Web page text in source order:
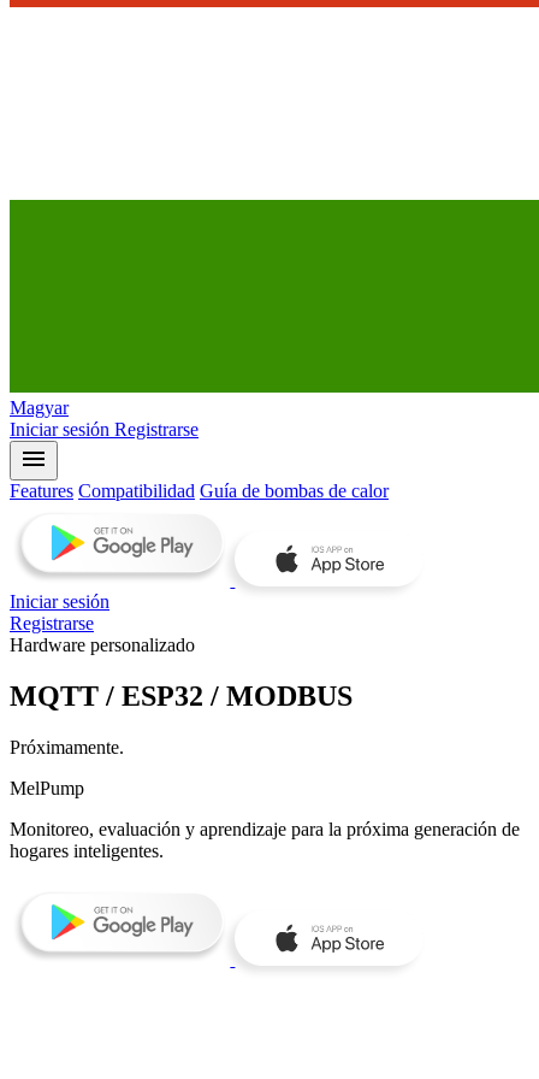
Magyar
Iniciar sesión Registrarse
menu
Features Compatibilidad Guía de bombas de calor
Iniciar sesión
Registrarse
Hardware personalizado
MQTT / ESP32 / MODBUS
Próximamente.
MelPump
Monitoreo, evaluación y aprendizaje para la próxima generación de
hogares inteligentes.